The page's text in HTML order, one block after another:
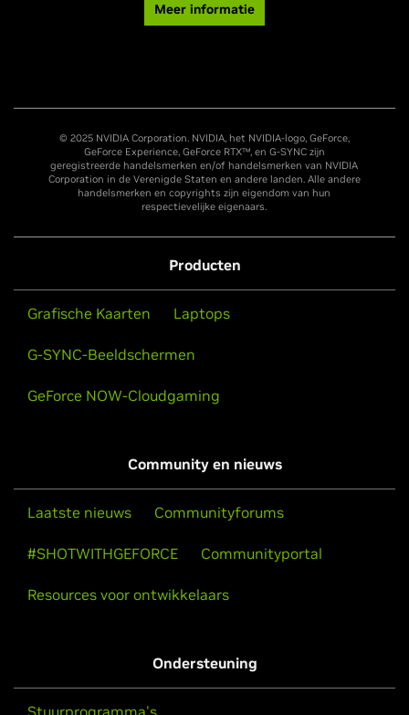
Meer informatie
© 2025 NVIDIA Corporation. NVIDIA, het NVIDIA-logo, GeForce,
GeForce Experience, GeForce RTX™, en G-SYNC zijn
geregistreerde handelsmerken en/of handelsmerken van NVIDIA
Corporation in de Verenigde Staten en andere landen. Alle andere
handelsmerken en copyrights zijn eigendom van hun
respectievelijke eigenaars.
Producten
Grafische Kaarten Laptops
G-SYNC-Beeldschermen
GeForce NOW-Cloudgaming
Community en nieuws
Laatste nieuws Communityforums
#SHOTWITHGEFORCE Communityportal
Resources voor ontwikkelaars
Ondersteuning
Stuurprogramma's